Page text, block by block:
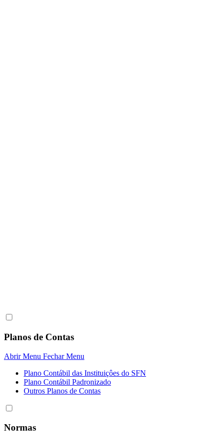
Planos de Contas
Abrir Menu Fechar Menu
Plano Contábil das Instituiçôes do SFN
Plano Contábil Padronizado
Outros Planos de Contas
Normas